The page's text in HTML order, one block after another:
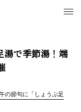
湯で季節湯！端
の節句に「しょうぶ足